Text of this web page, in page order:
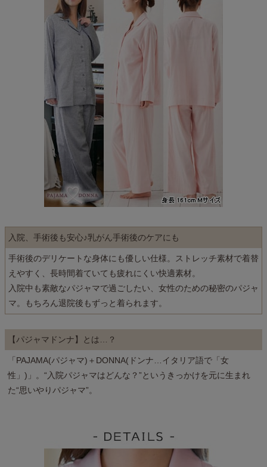
入院、手術後も安心♪乳がん手術後のケアにも
手術後のデリケートな身体にも優しい仕様。ストレッチ素材で着替
えやすく、長時間着ていても疲れにくい快適素材。
入院中も素敵なパジャマで過ごしたい、女性のための秘密のパジャ
マ。もちろん退院後もずっと着られます。
【パジャマドンナ】とは…？
「PAJAMA(パジャマ)＋DONNA(ドンナ…イタリア語で「女
性」)」。“入院パジャマはどんな？”というきっかけを元に生まれ
た“思いやりパジャマ”。